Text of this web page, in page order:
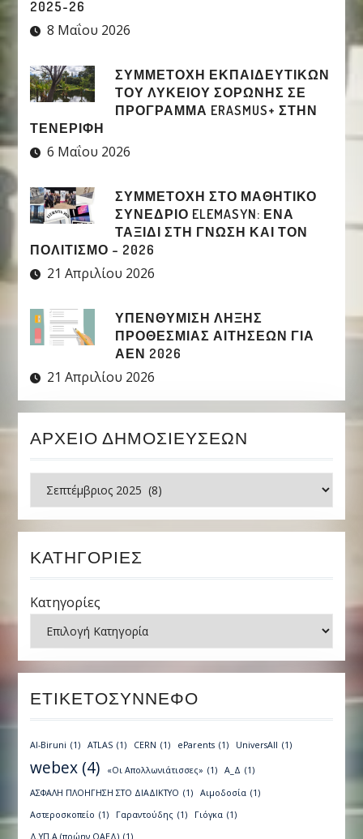
2025-26
8 Μαΐου 2026
ΣΥΜΜΕΤΟΧΉ ΕΚΠΑΙΔΕΥΤΙΚΏΝ
ΤΟΥ ΛΥΚΕΊΟΥ ΣΟΡΩΝΉΣ ΣΕ
ΠΡΌΓΡΑΜΜΑ ERASMUS+ ΣΤΗΝ
ΤΕΝΕΡΊΦΗ
6 Μαΐου 2026
ΣΥΜΜΕΤΟΧΉ ΣΤΟ ΜΑΘΗΤΙΚΌ
ΣΥΝΈΔΡΙΟ ELEMASYN: ΈΝΑ
ΤΑΞΊΔΙ ΣΤΗ ΓΝΏΣΗ ΚΑΙ ΤΟΝ
ΠΟΛΙΤΙΣΜΌ – 2026
21 Απριλίου 2026
ΥΠΕΝΘΥΜΙΣΗ ΛΗΞΗΣ
ΠΡΟΘΕΣΜΙΑΣ ΑΙΤΗΣΕΩΝ ΓΙΑ
ΑΕΝ 2026
21 Απριλίου 2026
ΑΡΧΕΊΟ ΔΗΜΟΣΙΕΎΣΕΩΝ
Ιστορικό
ΚΑΤΗΓΟΡΊΕΣ
Κατηγορίες
ΕΤΙΚΕΤΟΣΎΝΝΕΦΟ
Al-Biruni (1) ATLAS (1) CERN (1) eParents (1) UniversAll (1)
webex (4) «Οι Απολλωνιάτισσες» (1) Α_Δ (1)
ΑΣΦΑΛΗ ΠΛΟΗΓΗΣΗ ΣΤΟ ΔΙΑΔΙΚΤΥΟ (1) Αιμοδοσία (1)
Αστεροσκοπείο (1) Γαραντούδης (1) Γιόγκα (1)
Δ.ΥΠ.Α (πρώην ΟΑΕΔ) (1)